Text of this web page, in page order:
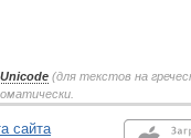
(для текстов на
сайта